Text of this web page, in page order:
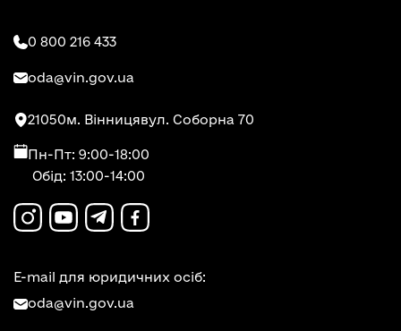
0 800 216 433
oda@vin.gov.ua
21050м. Вінницявул. Соборна 70
Пн-Пт: 9:00-18:00
Обід: 13:00-14:00
E-mail для юридичних осіб:
oda@vin.gov.ua